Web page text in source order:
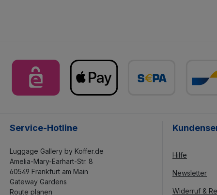
Service-Hotline
Luggage Gallery by Koffer.de
Amelia-Mary-Earhart-Str. 8
60549 Frankfurt am Main
Gateway Gardens
Route planen
Hilfe
Newsletter
Widerruf &